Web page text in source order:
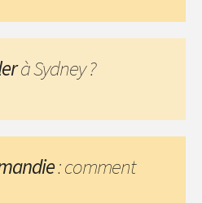
à Sydney ?
: comment